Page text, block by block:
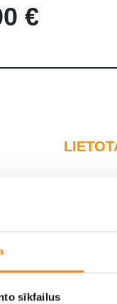
sīkfailus
€
€